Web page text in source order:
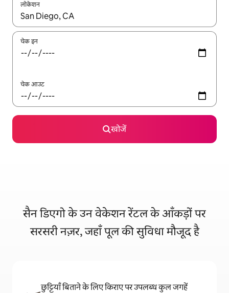
लोकेशन
नतीजों के उपलब्ध होने पर, अप और डाउन 'ऐरो की' का इस्तेमाल करके नेविगेट
चेक इन
चेक आउट
खोजें
सैन डिएगो के उन वेकेशन रेंटल के आँकड़ों पर
सरसरी नज़र, जहाँ पूल की सुविधा मौजूद है
छुट्टियाँ बिताने के लिए किराए पर उपलब्ध कुल जगहें